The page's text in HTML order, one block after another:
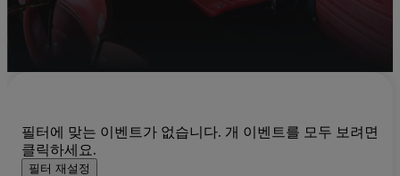
필터에 맞는 이벤트가 없습니다. 개 이벤트를 모두 보려면
클릭하세요.
필터 재설정